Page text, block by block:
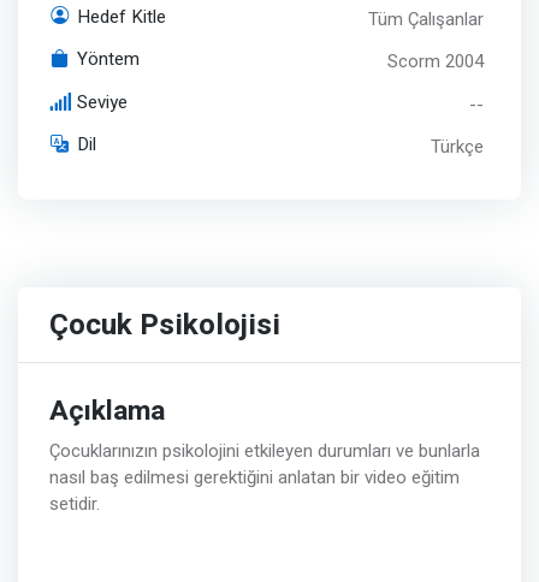
Hedef Kitle Tüm Çalışanlar
Yöntem Scorm 2004
Seviye --
Dil Türkçe
Çocuk Psikolojisi
Açıklama
Çocuklarınızın psikolojini etkileyen durumları ve bunlarla
nasıl baş edilmesi gerektiğini anlatan bir video eğitim
setidir.